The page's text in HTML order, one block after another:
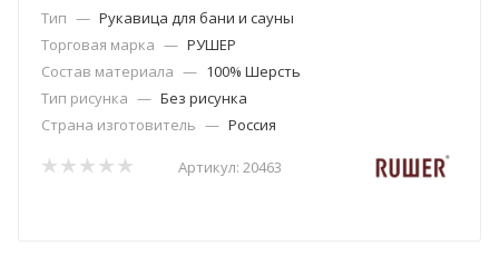
Тип — Рукавица для бани и сауны
Торговая марка — РУШЕР
Состав материала — 100% Шерсть
Тип рисунка — Без рисунка
Страна изготовитель — Россия
Артикул: 20463